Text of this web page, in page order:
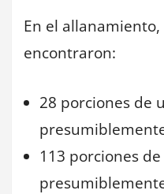
En el
encontraron:
28 porciones de
113 porciones